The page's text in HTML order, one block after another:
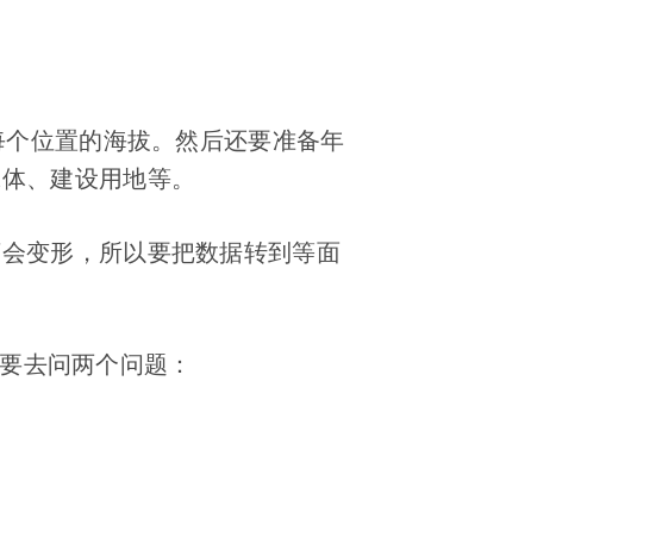
位置的海拔。然后还要准备年
、建设用地等。
变形，所以要把数据转到等面
去问两个问题：